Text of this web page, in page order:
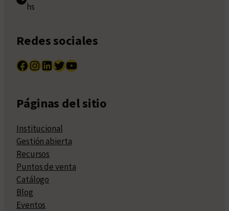
hs
Redes sociales
Facebook InstagramLinkedIn Twitter YouTube
Páginas del sitio
Institucional
Gestión abierta
Recursos
Puntos de venta
Catálogo
Blog
Eventos